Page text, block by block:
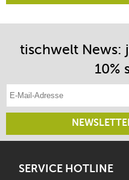
tischwelt News:
10%
SERVICE HOTLINE